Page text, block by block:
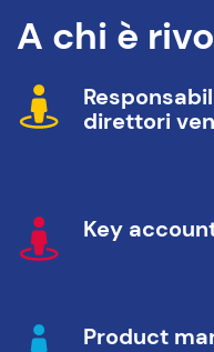
A chi è
direttori
Key
Product